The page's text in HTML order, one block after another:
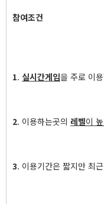
참여조건
1. 실시간게임을 주로 이
2. 이용하는곳의 레벨이
3. 이용기간은 짧지만 최근